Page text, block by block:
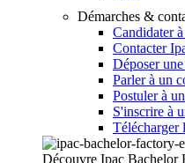
Démarches &
Candidater
Contacter
Déposer
Parler à un
Postuler à
S'inscrire à
Télécharger
Découvre Ipac Bachelor